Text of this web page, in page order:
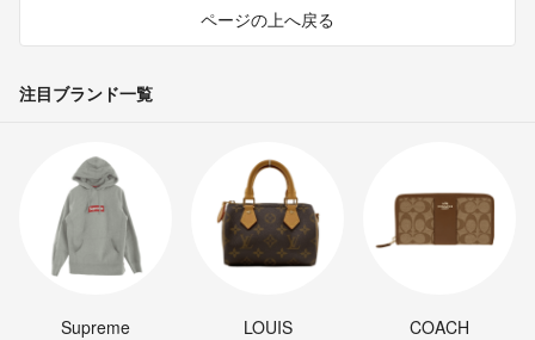
ページの上へ戻る
注目ブランド一覧
Supreme
LOUIS
COACH